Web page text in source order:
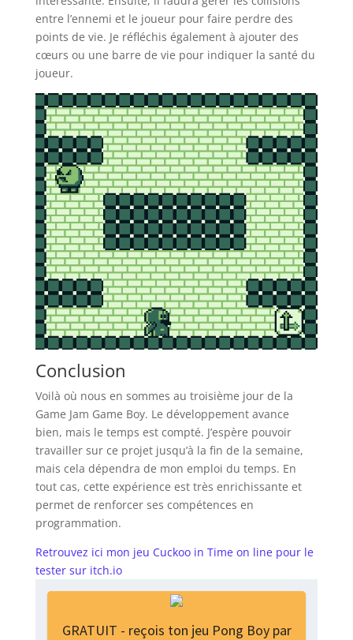
entre l’ennemi et le joueur pour faire perdre des
points de vie. Je réfléchis également à ajouter des
cœurs ou une barre de vie pour indiquer la santé du
joueur.
Conclusion
Voilà où nous en sommes au troisième jour de la
Game Jam Game Boy. Le développement avance
bien, mais le temps est compté. J’espère pouvoir
travailler sur ce projet jusqu’à la fin de la semaine,
mais cela dépendra de mon emploi du temps. En
tout cas, cette expérience est très enrichissante et
permet de renforcer ses compétences en
programmation.
Retrouvez ici mon jeu Cuckoo in Time on line pour le
tester sur itch.io